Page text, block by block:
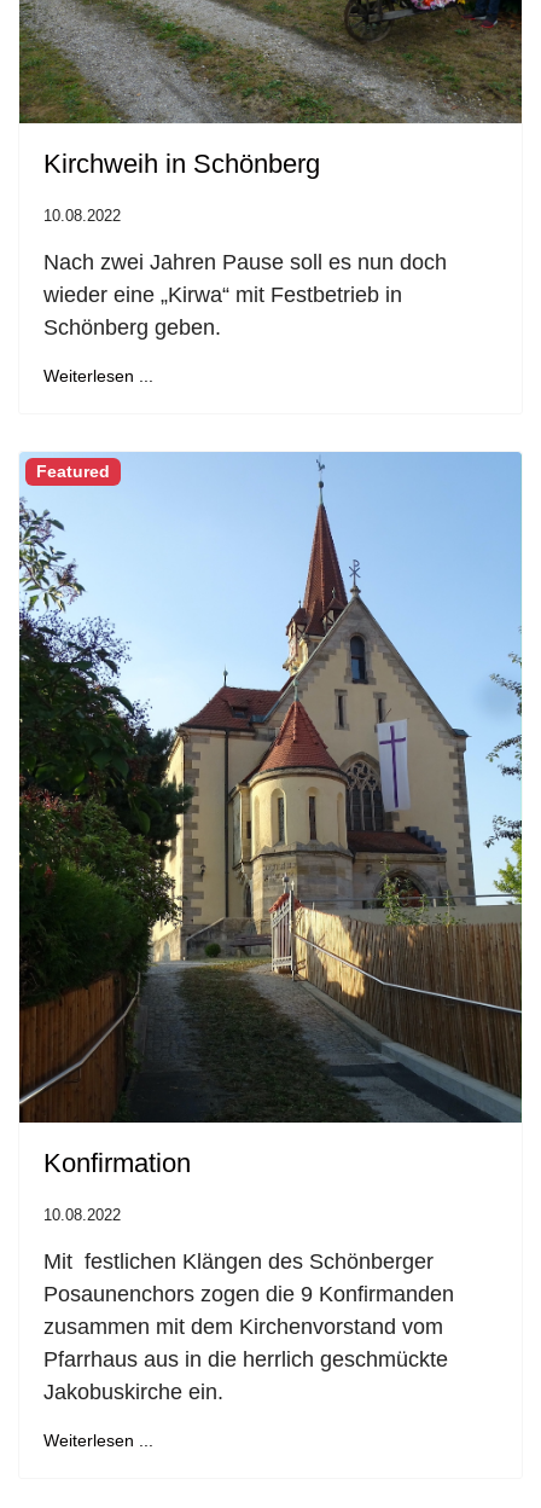
Kirchweih in Schönberg
10.08.2022
Nach zwei Jahren Pause soll es nun doch
wieder eine „Kirwa“ mit Festbetrieb in
Schönberg geben.
Weiterlesen ...
Featured
Konfirmation
10.08.2022
Mit festlichen Klängen des Schönberger
Posaunenchors zogen die 9 Konfirmanden
zusammen mit dem Kirchenvorstand vom
Pfarrhaus aus in die herrlich geschmückte
Jakobuskirche ein.
Weiterlesen ...